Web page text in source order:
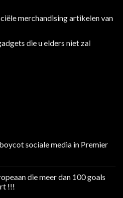
merchandising artikelen van
die u elders niet zal
sociale media in Premier
die meer dan 100 goals
!!!